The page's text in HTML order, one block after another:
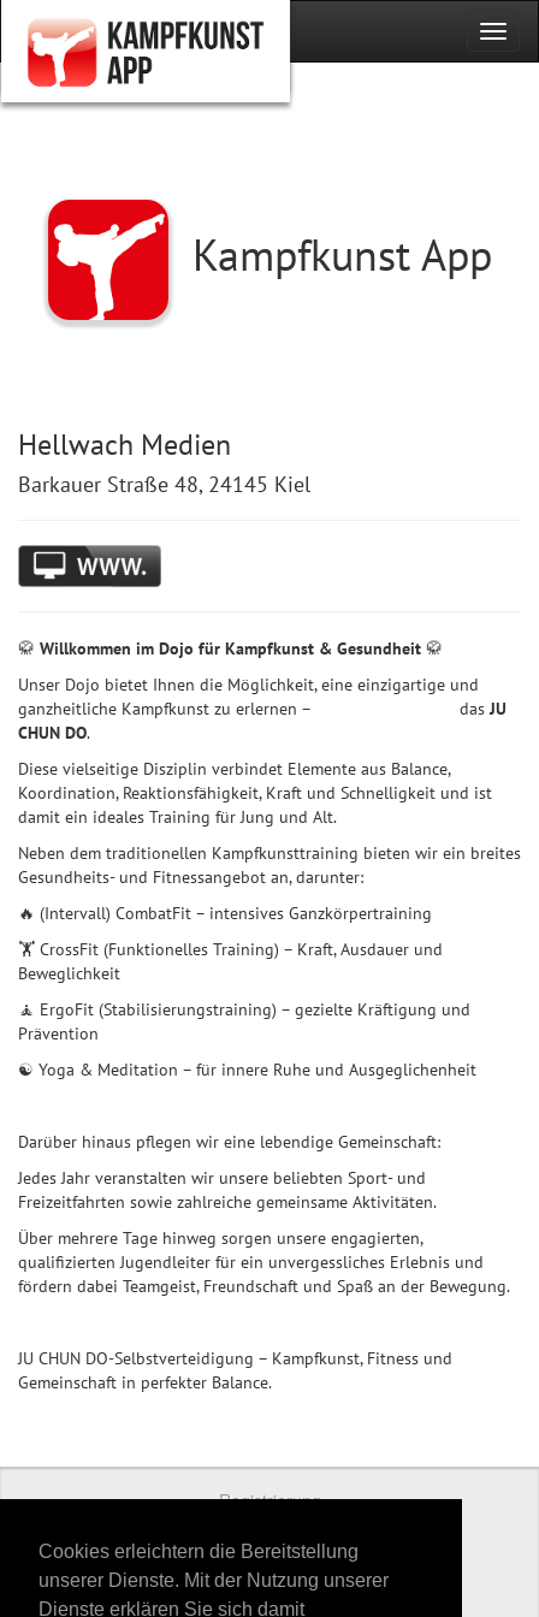
Cookies erleichtern die Bereitstellung
unserer Dienste. Mit der Nutzung unserer
Dienste erklären Sie sich damit
Kampfkunst App
Hellwach Medien
Barkauer Straße 48, 24145 Kiel
🥋 Willkommen im Dojo für Kampfkunst & Gesundheit 🥋
Unser Dojo bietet Ihnen die Möglichkeit, eine einzigartige und
ganzheitliche Kampfkunst zu erlernen – dasJU
CHUN DO.
Diese vielseitige Disziplin verbindet Elemente aus Balance,
Koordination, Reaktionsfähigkeit, Kraft und Schnelligkeit und ist
damit ein ideales Training für Jung und Alt.
Neben dem traditionellen Kampfkunsttraining bieten wir ein breites
Gesundheits- und Fitnessangebot an, darunter:
🔥 (Intervall) CombatFit – intensives Ganzkörpertraining
🏋️ CrossFit (Funktionelles Training) – Kraft, Ausdauer und
Beweglichkeit
🧘 ErgoFit (Stabilisierungstraining) – gezielte Kräftigung und
Prävention
☯️ Yoga & Meditation – für innere Ruhe und Ausgeglichenheit
Darüber hinaus pflegen wir eine lebendige Gemeinschaft:
Jedes Jahr veranstalten wir unsere beliebten Sport- und
Freizeitfahrten sowie zahlreiche gemeinsame Aktivitäten.
Über mehrere Tage hinweg sorgen unsere engagierten,
qualifizierten Jugendleiter für ein unvergessliches Erlebnis und
fördern dabei Teamgeist, Freundschaft und Spaß an der Bewegung.
JU CHUN DO-Selbstverteidigung – Kampfkunst, Fitness und
Gemeinschaft in perfekter Balance.
Registrierung
Preise
Kontakt